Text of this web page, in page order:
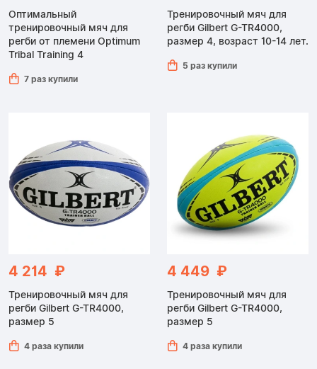
Оптимальный
тренировочный мяч для
регби от племени Optimum
Tribal Training 4
7 раз купили
Тренировочный мяч для
регби Gilbert G-TR4000,
размер 4, возраст 10-14 лет.
5 раз купили
4 214 ₽
Тренировочный мяч для
регби Gilbert G-TR4000,
размер 5
4 раза купили
4 449 ₽
Тренировочный мяч для
регби Gilbert G-TR4000,
размер 5
4 раза купили